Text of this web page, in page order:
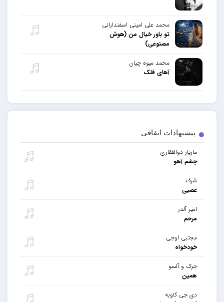
پیشنهادات اتفاقی
مازیار ذوالفقاری
چشم آهو
شرف
عصبی
امیر آلدر
مرحم
مجتبی اوجی
خودخواه
جرک و آلسو
همین
دی جی کاوبه
محمد علی امینی اسفندارانی
تو باور خیال من (هوش
مصنوعی)
محمد میوه چیان
آهای فلک